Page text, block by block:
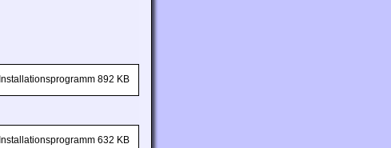
Installationsprogramm 892 KB
Installationsprogramm 632 KB